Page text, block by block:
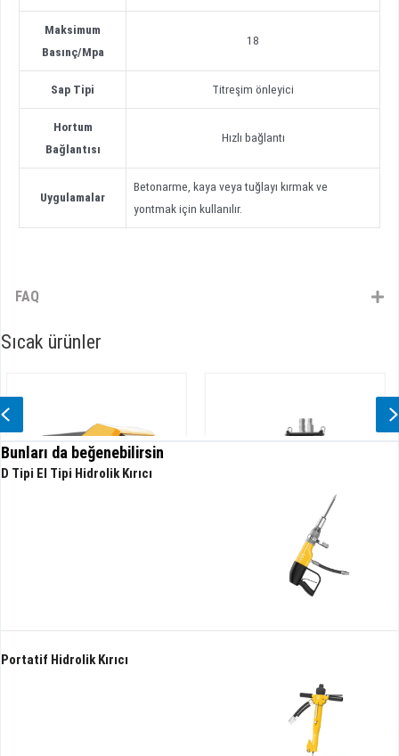
Maksimum
Basınç/Mpa
18
Sap Tipi Titreşim önleyici
Hortum
Bağlantısı
Hızlı bağlantı
Uygulamalar
Betonarme, kaya veya tuğlayı kırmak ve
yontmak için kullanılır.
FAQ
Sıcak ürünler
Yüksek Performanslı Hidrolik
Bulamaç Pompası
Previous
Bunları da beğenebilirsin
D Tipi El Tipi Hidrolik Kırıcı
Portatif Hidrolik Kırıcı